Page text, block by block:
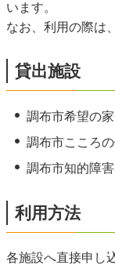
います。
なお、利用の際は
貸出施設
調布市希望の
調布市こころ
調布市知的障
利用方法
各施設へ直接申し